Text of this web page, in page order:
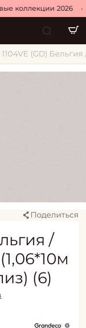
коллекции 2026
1104VE (GD)
Поделиться
/
(6)